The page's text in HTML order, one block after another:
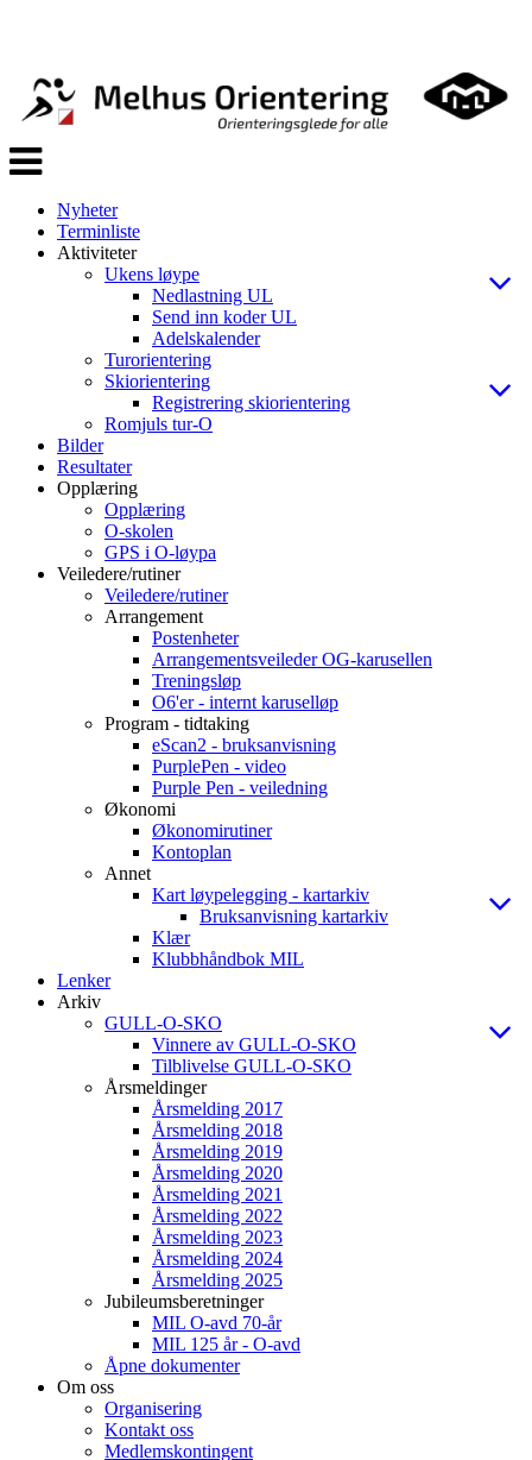
Veksle
navigasjon
Nyheter
Terminliste
Aktiviteter
Ukens løype
Nedlastning UL
Send inn koder UL
Adelskalender
Turorientering
Skiorientering
Registrering skiorientering
Romjuls tur-O
Bilder
Resultater
Opplæring
Opplæring
O-skolen
GPS i O-løypa
Veiledere/rutiner
Veiledere/rutiner
Arrangement
Postenheter
Arrangementsveileder OG-karusellen
Treningsløp
O6'er - internt karuselløp
Program - tidtaking
eScan2 - bruksanvisning
PurplePen - video
Purple Pen - veiledning
Økonomi
Økonomirutiner
Kontoplan
Annet
Kart løypelegging - kartarkiv
Bruksanvisning kartarkiv
Klær
Klubbhåndbok MIL
Lenker
Arkiv
GULL-O-SKO
Vinnere av GULL-O-SKO
Tilblivelse GULL-O-SKO
Årsmeldinger
Årsmelding 2017
Årsmelding 2018
Årsmelding 2019
Årsmelding 2020
Årsmelding 2021
Årsmelding 2022
Årsmelding 2023
Årsmelding 2024
Årsmelding 2025
Jubileumsberetninger
MIL O-avd 70-år
MIL 125 år - O-avd
Åpne dokumenter
Om oss
Organisering
Kontakt oss
Medlemskontingent